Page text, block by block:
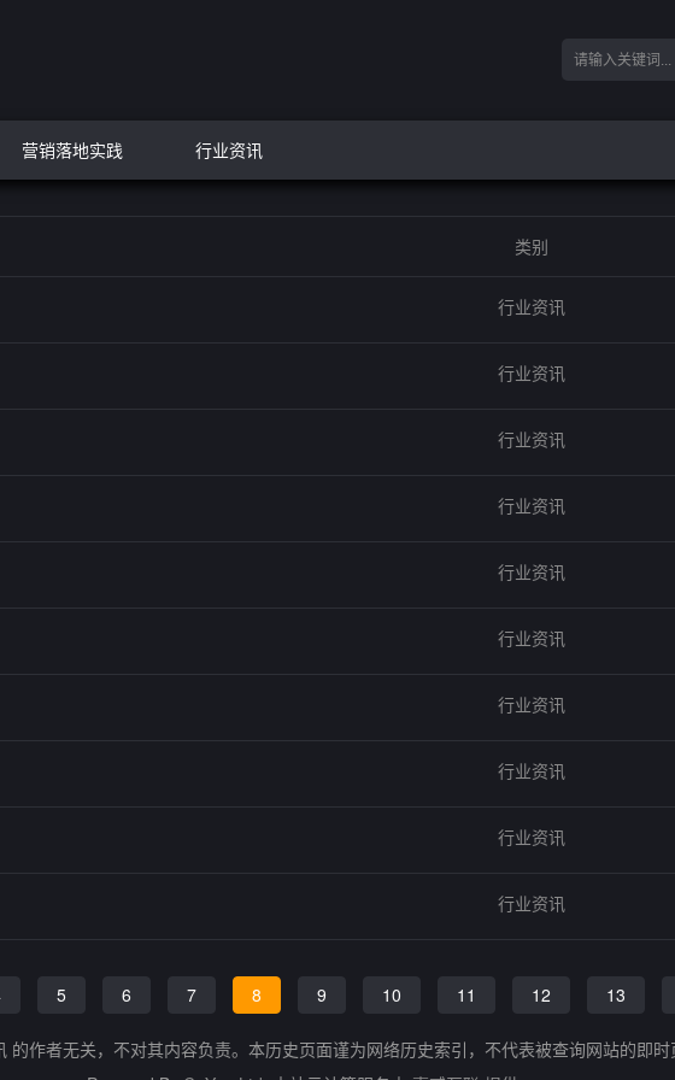
营销落地实践 行业资讯
类别
行业资讯
行业资讯
行业资讯
行业资讯
行业资讯
行业资讯
行业资讯
行业资讯
行业资讯
行业资讯
5 6 7 8 9 10 11 12 13
的作者无关，不对其内容负责。本历史页面谨为网络历史索引，不代表被查询网站的即时